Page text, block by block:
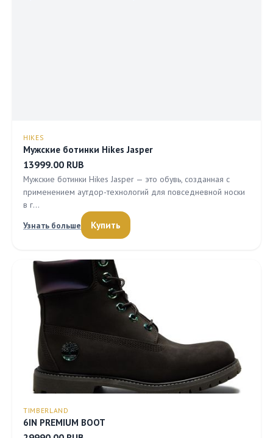
HIKES
Мужские ботинки Hikes Jasper
13999.00 RUB
Мужские ботинки Hikes Jasper — это обувь, созданная с
применением аутдор-технологий для повседневной носки
в г…
Узнать больше
Купить
TIMBERLAND
6IN PREMIUM BOOT